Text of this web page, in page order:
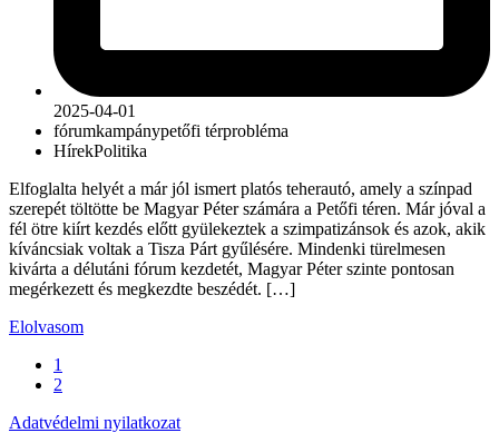
2025-04-01
fórumkampánypetőfi térprobléma
HírekPolitika
Elfoglalta helyét a már jól ismert platós teherautó, amely a színpad
szerepét töltötte be Magyar Péter számára a Petőfi téren. Már jóval a
fél ötre kiírt kezdés előtt gyülekeztek a szimpatizánsok és azok, akik
kíváncsiak voltak a Tisza Párt gyűlésére. Mindenki türelmesen
kivárta a délutáni fórum kezdetét, Magyar Péter szinte pontosan
megérkezett és megkezdte beszédét. […]
Elolvasom
1
2
Adatvédelmi nyilatkozat